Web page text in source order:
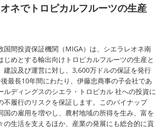
ネでトロピカルフルーツの生産
国間投資保証機関（MIGA）は、シエラレオネ南
じめとする輸出向けトロピカルフルーツの生産と
建設及び運営に対し、3,600万ドルの保証を発行
最長10年間にわたり、伊藤忠商事の子会社であ
ルディングスのシエラ・トロピカル 社への投資に
不履行のリスクを保証します。このパイナップ
国の雇用を増やし、農村地域の所得を生み、富を
の生活を支えるほか、産業の発展にも総合的に貢